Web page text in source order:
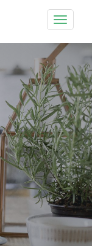
Toggle